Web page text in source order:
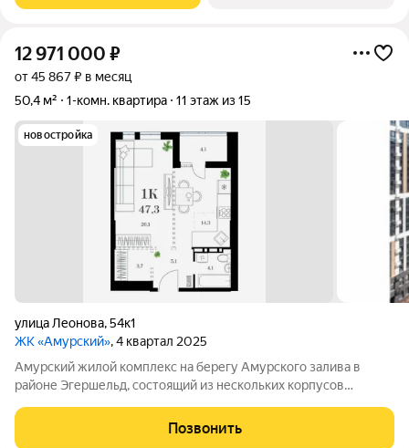
12 971 000 ₽
от 45 867 ₽ в месяц
50,4 м²
1-комн. квартира 11 этаж из 15
новостройка
улица Леонова,54к1
ЖК «Амурский», 4 квартал 2025
Амурский жилой комплекс на берегу Амурского залива в
районе Эгершельд, состоящий из нескольких корпусов
части и комфортабельных общественных пространств. Дома
сданы. Ключи сразу после оплаты!
Позвонить